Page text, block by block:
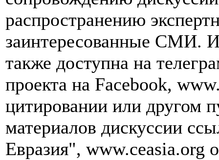
распространению
заинтересованные СМИ.
также доступна на
проекта на Facebook,
цитировании или другом
материалов дискуссии
Евразия", www.ceasia.org